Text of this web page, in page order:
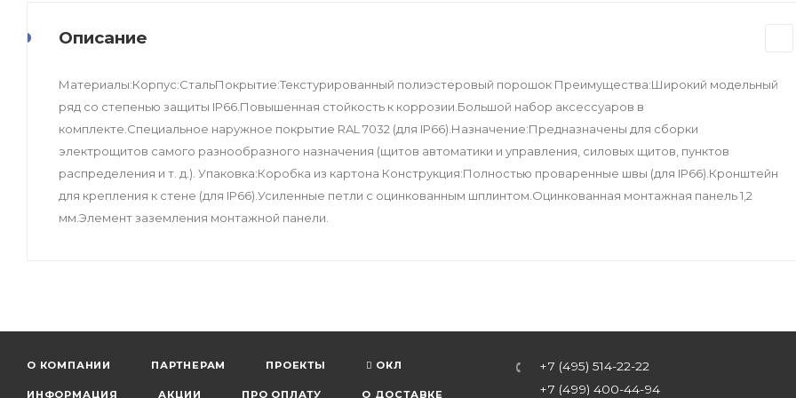
Описание
Материалы:Корпус:СтальПокрытие:Текстурированный полиэстеровый порошок Преимущества:Широкий модельный
ряд со степенью защиты IP66.Повышенная стойкость к коррозии.Большой набор аксессуаров в
комплекте.Специальное наружное покрытие RAL 7032 (для IP66).Назначение:Предназначены для сборки
электрощитов самого разнообразного назначения (щитов автоматики и управления, силовых щитов, пунктов
распределения и т. д.). Упаковка:Коробка из картона Конструкция:Полностью проваренные швы (для IP66).Кронштейн
для крепления к стене (для IP66).Усиленные петли с оцинкованным шплинтом.Оцинкованная монтажная панель 1,2
мм.Элемент заземления монтажной панели.
О КОМПАНИИ ПАРТНЕРАМ ПРОЕКТЫ ОКЛ
ИНФОРМАЦИЯ АКЦИИ ПРО ОПЛАТУ О ДОСТАВКЕ
+7 (495) 514-22-22
+7 (499) 400-44-94